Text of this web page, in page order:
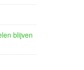
blijven